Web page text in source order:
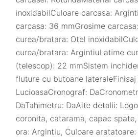
inoxidabilCuloare carcasa:
carcasa: 36 mmGrosime
curea/bratara: Otel
curea/bratara: ArgintiuLatime
(telescop): 22 mmSistem
fluture cu butoane
LucioasaCronograf:
DaTahimetru: DaAlte detalii:
coronita, catarama, capac
ora: Argintiu, Culoare